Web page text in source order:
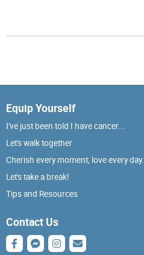
Equip Yourself
I've just been told I have cancer...
Let's walk together
Cherish every moment; love every day.
Let's take a break!
Tips and Resources
Contact Us